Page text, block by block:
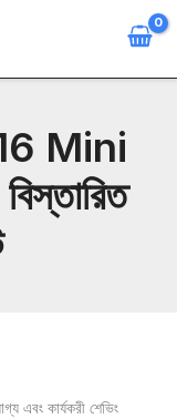
Mini
এবং কার্যকরী শেভিং